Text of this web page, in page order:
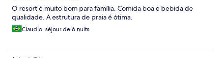
O resort é muito bom para família. Comida boa e bebida de
qualidade. A estrutura de praia é ótima.
Claudio, séjour de 6 nuits